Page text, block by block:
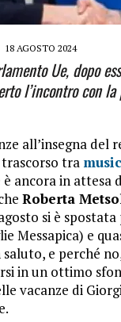
18 AGOSTO 2024
Ue, dopo
l’incontro con
all’insegna del
tra
è ancora in
Roberta
si è
Messapica) e
e perché
in un ottimo
vacanze di